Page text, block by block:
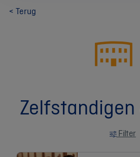
< Terug
Zelfstandigen
Filter